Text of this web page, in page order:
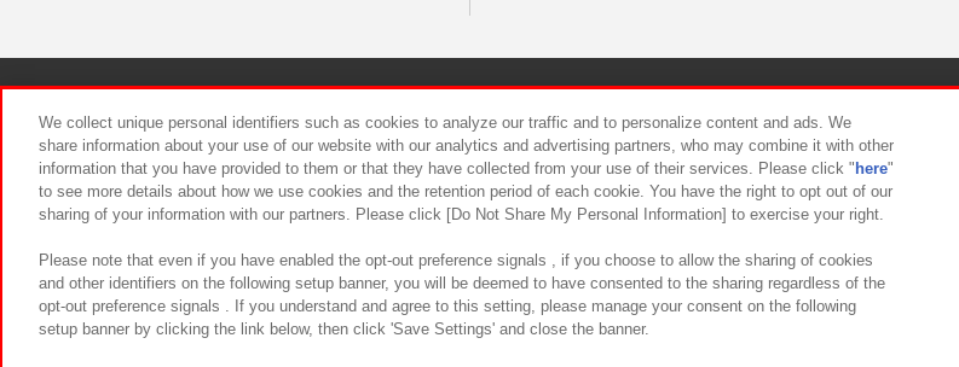
食品のご提供について カスタマーハラスメント対応方針
We collect unique personal identifiers such as cookies to analyze our traffic and to personalize content and ads. We
share information about your use of our website with our analytics and advertising partners, who may combine it with other
information that you have provided to them or that they have collected from your use of their services. Please click " here"
to see more details about how we use cookies and the retention period of each cookie. You have the right to opt out of our
sharing of your information with our partners. Please click [Do Not Share My Personal Information] to exercise your right.
Please note that even if you have enabled the opt-out preference signals , if you choose to allow the sharing of cookies
and other identifiers on the following setup banner, you will be deemed to have consented to the sharing regardless of the
opt-out preference signals . If you understand and agree to this setting, please manage your consent on the following
setup banner by clicking the link below, then click 'Save Settings' and close the banner.